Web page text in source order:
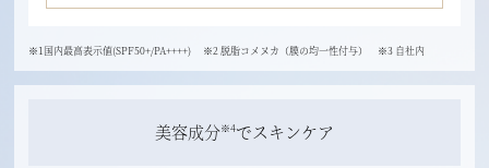
※1国内最高表示値(SPF50+/PA++++) ※2 脱脂コメヌカ（膜の均一性付与） ※3 自社内
美容成分※4でスキンケア